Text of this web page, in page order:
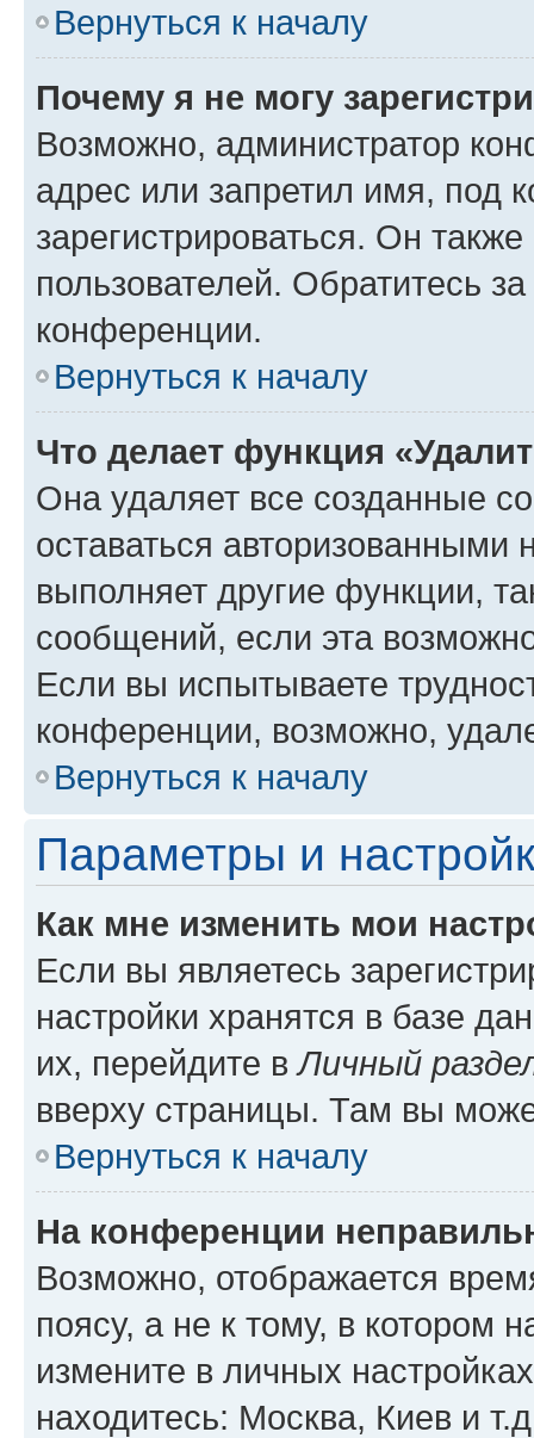
Вернуться к началу
Почему я не могу
Возможно, администратор
адрес или запретил имя, под
зарегистрироваться. Он
пользователей. Обратитесь
конференции.
Вернуться к началу
Что делает функция
Она удаляет все созданные
оставаться авторизованными
выполняет другие функции,
сообщений, если эта
Если вы испытываете
конференции, возможно,
Вернуться к началу
Параметры и
Как мне изменить мои
Если вы являетесь
настройки хранятся в базе
их, перейдите вЛичный
вверху страницы. Там вы
Вернуться к началу
На конференции
Возможно, отображается
поясу, а не к тому, в котором
измените в личных
находитесь: Москва, Киев и